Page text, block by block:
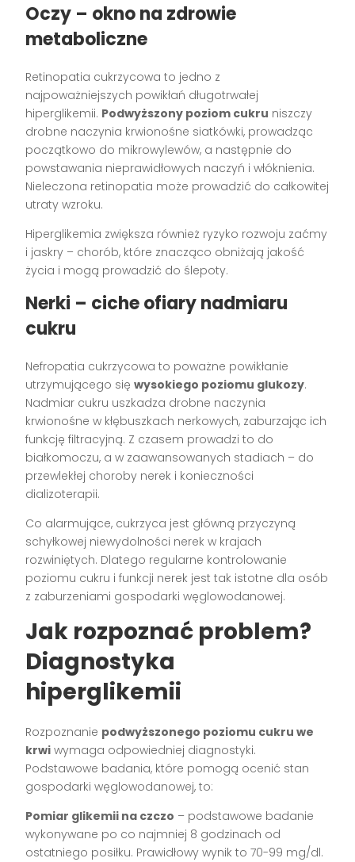
Oczy – okno na zdrowie
metaboliczne
Retinopatia cukrzycowa to jedno z
najpoważniejszych powikłań długotrwałej
hiperglikemii. Podwyższony poziom cukru niszczy
drobne naczynia krwionośne siatkówki, prowadząc
początkowo do mikrowylewów, a następnie do
powstawania nieprawidłowych naczyń i włóknienia.
Nieleczona retinopatia może prowadzić do całkowitej
utraty wzroku.
Hiperglikemia zwiększa również ryzyko rozwoju zaćmy
i jaskry – chorób, które znacząco obniżają jakość
życia i mogą prowadzić do ślepoty.
Nerki – ciche ofiary nadmiaru
cukru
Nefropatia cukrzycowa to poważne powikłanie
utrzymującego sięwysokiego poziomu glukozy.
Nadmiar cukru uszkadza drobne naczynia
krwionośne w kłębuszkach nerkowych, zaburzając ich
funkcję filtracyjną. Z czasem prowadzi to do
białkomoczu, a w zaawansowanych stadiach – do
przewlekłej choroby nerek i konieczności
dializoterapii.
Co alarmujące, cukrzyca jest główną przyczyną
schyłkowej niewydolności nerek w krajach
rozwiniętych. Dlatego regularne kontrolowanie
poziomu cukru i funkcji nerek jest tak istotne dla osób
z zaburzeniami gospodarki węglowodanowej.
Jak rozpoznać problem?
Diagnostyka
hiperglikemii
Rozpoznanie podwyższonego poziomu cukru we
krwi wymaga odpowiedniej diagnostyki.
Podstawowe badania, które pomogą ocenić stan
gospodarki węglowodanowej, to:
Pomiar glikemii na czczo – podstawowe badanie
wykonywane po co najmniej 8 godzinach od
ostatniego posiłku. Prawidłowy wynik to 70-99 mg/dl.